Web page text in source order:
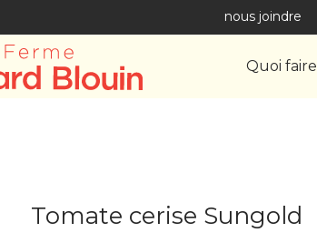
nous joindre
Quoi faire
Tomate cerise Sungold